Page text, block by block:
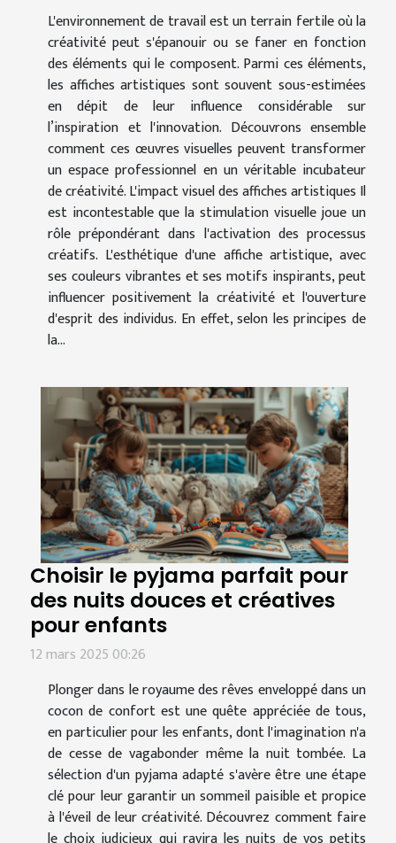
L'environnement de travail est un terrain fertile où la
créativité peut s'épanouir ou se faner en fonction
des éléments qui le composent. Parmi ces éléments,
les affiches artistiques sont souvent sous-estimées
en dépit de leur influence considérable sur
l’inspiration et l'innovation. Découvrons ensemble
comment ces œuvres visuelles peuvent transformer
un espace professionnel en un véritable incubateur
de créativité. L'impact visuel des affiches artistiques Il
est incontestable que la stimulation visuelle joue un
rôle prépondérant dans l'activation des processus
créatifs. L'esthétique d'une affiche artistique, avec
ses couleurs vibrantes et ses motifs inspirants, peut
influencer positivement la créativité et l'ouverture
d'esprit des individus. En effet, selon les principes de
la...
Choisir le pyjama parfait pour
des nuits douces et créatives
pour enfants
12 mars 2025 00:26
Plonger dans le royaume des rêves enveloppé dans un
cocon de confort est une quête appréciée de tous,
en particulier pour les enfants, dont l'imagination n'a
de cesse de vagabonder même la nuit tombée. La
sélection d'un pyjama adapté s'avère être une étape
clé pour leur garantir un sommeil paisible et propice
à l'éveil de leur créativité. Découvrez comment faire